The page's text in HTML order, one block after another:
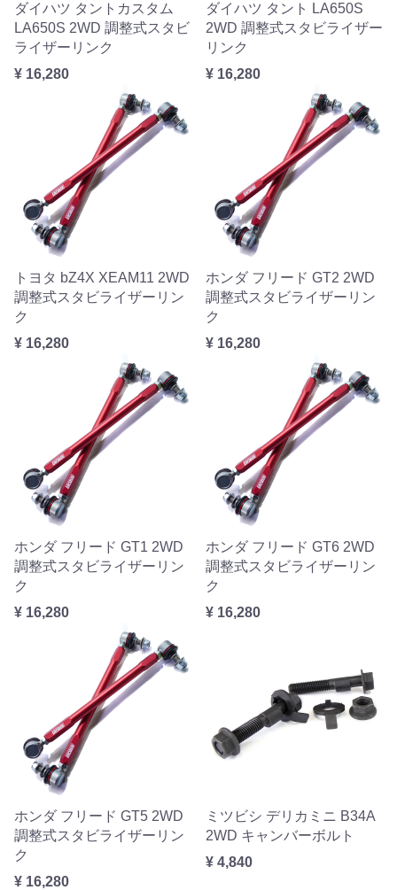
ダイハツ タントカスタム
LA650S 2WD 調整式スタビ
ライザーリンク
¥ 16,280
ダイハツ タント LA650S
2WD 調整式スタビライザー
リンク
¥ 16,280
トヨタ bZ4X XEAM11 2WD
調整式スタビライザーリン
ク
¥ 16,280
ホンダ フリード GT2 2WD
調整式スタビライザーリン
ク
¥ 16,280
ホンダ フリード GT1 2WD
調整式スタビライザーリン
ク
¥ 16,280
ホンダ フリード GT6 2WD
調整式スタビライザーリン
ク
¥ 16,280
ホンダ フリード GT5 2WD
調整式スタビライザーリン
ク
¥ 16,280
ミツビシ デリカミニ B34A
2WD キャンバーボルト
¥ 4,840